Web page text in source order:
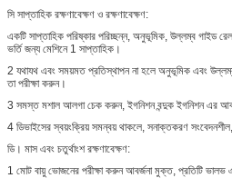
সি সাপ্তাহিক রক্ষণাবেক্ষণ ও রক্ষণাবেক্ষণ:
একটি সাপ্তাহিক পরিষ্কার পরিচ্ছন্ন, অনুভূমিক, উল্লম্ব গাইড রেল,
ভর্তি জন্য মেশিনে 1 সাপ্তাহিক।
2 যথাযথ এবং সময়মত প্রতিস্থাপন না হলে অনুভূমিক এবং
তা পরীক্ষা করুন।
3 সমস্ত মশাল আলগা চেক করুন, ইগনিশন বন্দুক ইগনিশন এর
4 ডিভাইসের স্বয়ংক্রিয় সমন্বয় থাকলে, সনাক্তকরণ
ডি। মাস এবং চতুর্থাংশ রক্ষণাবেক্ষণ:
1 মোট বায়ু ভোজনের পরীক্ষা করুন আবর্জনা মুক্ত, প্রতিটি ভালভ